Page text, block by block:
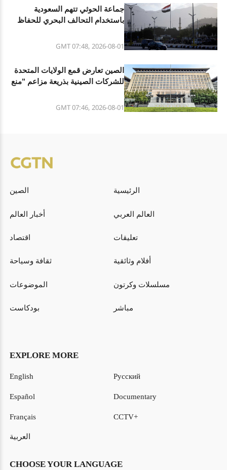
جماعة الحوثي تتهم السعودية
باستخدام التحالف البحري للحفاظ
GMT 07:48, 2026-08-01
الصين تعارض قمع الولايات المتحدة
للشركات الصينية بذريعة مزاعم "منع
GMT 07:46, 2026-08-01
الصين الرئيسية
أخبار العالم العالم العربي
اقتصاد تعليقات
ثقافة وسياحة أفلام وثائقية
الموضوعات مسلسلات وكرتون
بودكاست مباشر
EXPLORE MORE
English
Español
Français
العربية
Русский
Documentary
CCTV+
CHOOSE YOUR LANGUAGE